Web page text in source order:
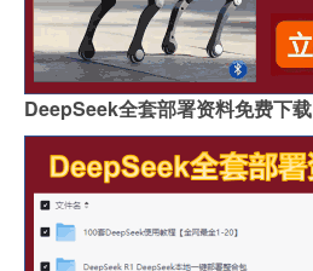
DeepSeek全套部署资料免费下载